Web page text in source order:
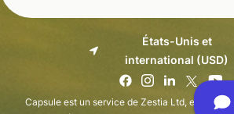
États-Unis et
international (USD)
Capsule est un service de Zestia Ltd, enregistré